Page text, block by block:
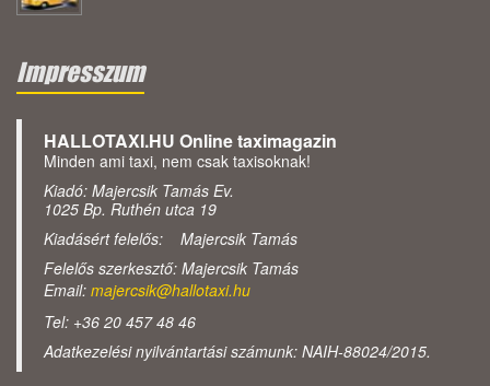
Impresszum
HALLOTAXI.HU Online taximagazin
Minden ami taxi, nem csak taxisoknak!
Kiadó: Majercsik Tamás Ev.
1025 Bp. Ruthén utca 19
Kiadásért felelős: Majercsik Tamás
Felelős szerkesztő: Majercsik Tamás
Email: majercsik@hallotaxi.hu
Tel: +36 20 457 48 46
Adatkezelési nyilvántartási számunk: NAIH-88024/2015.